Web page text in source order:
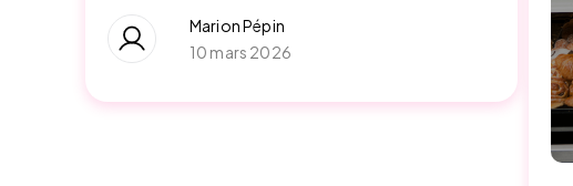
Marion Pépin
10 mars 2026